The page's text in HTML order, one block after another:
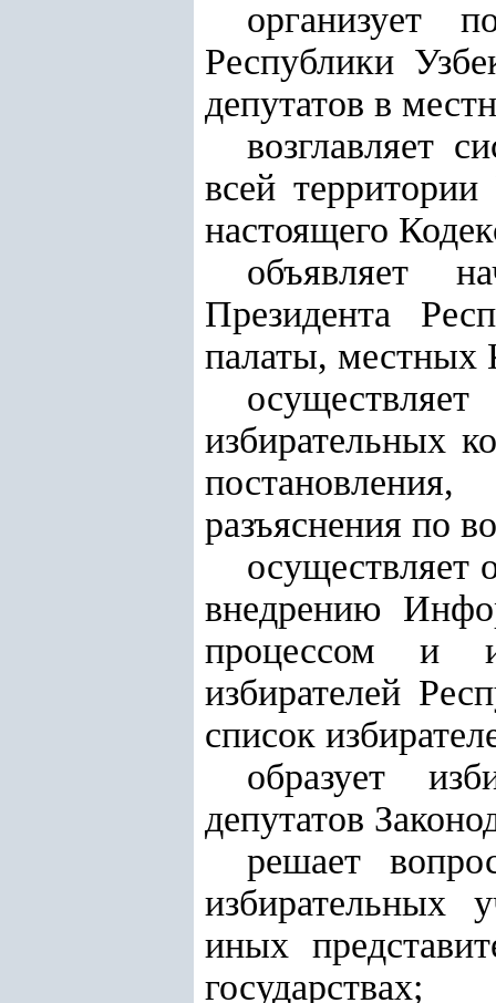
организует
Республики
депутатов в
возглавляет
всей
настоящего
объявляет
Президента
палаты, местных
избирательных
разъяснения по
осуществляет
внедрению
процессом и
избирателей
список
образует
депутатов
решает
избирательных
иных
государствах;